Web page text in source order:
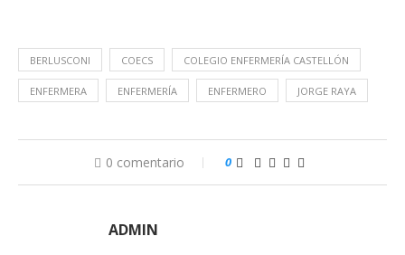
BERLUSCONI COECS COLEGIO ENFERMERÍA CASTELLÓN
ENFERMERA ENFERMERÍA ENFERMERO JORGE RAYA
0 comentario 0
ADMIN